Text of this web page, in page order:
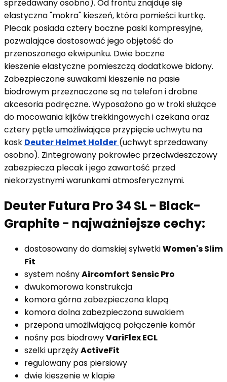
sprzedawany osobno). Od frontu znajduje się
elastyczna "mokra" kieszeń, która pomieści kurtkę.
Plecak posiada cztery boczne paski kompresyjne,
pozwalające dostosować jego objętość do
przenoszonego ekwipunku. Dwie boczne
kieszenie elastyczne pomieszczą dodatkowe bidony.
Zabezpieczone suwakami kieszenie na pasie
biodrowym przeznaczone są na telefon i drobne
akcesoria podręczne. Wyposażono go w troki służące
do mocowania kijków trekkingowych i czekana oraz
cztery pętle umożliwiające przypięcie uchwytu na
kask Deuter Helmet Holder (uchwyt sprzedawany
osobno). Zintegrowany pokrowiec przeciwdeszczowy
zabezpiecza plecak i jego zawartość przed
niekorzystnymi warunkami atmosferycznymi.
Deuter Futura Pro 34 SL - Black-
Graphite - najważniejsze cechy:
dostosowany do damskiej sylwetkiWomen's Slim
Fit
system nośnyAircomfort Sensic Pro
dwukomorowa konstrukcja
komora górna zabezpieczona klapą
komora dolna zabezpieczona suwakiem
przepona umożliwiającą połączenie komór
nośny pas biodrowyVariFlex ECL
szelki uprzężyActiveFit
regulowany pas piersiowy
dwie kieszenie w klapie